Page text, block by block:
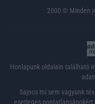
2000 © Minden
Honlapunk oldalain található
Sajnos mi sem vagyunk
esetleges